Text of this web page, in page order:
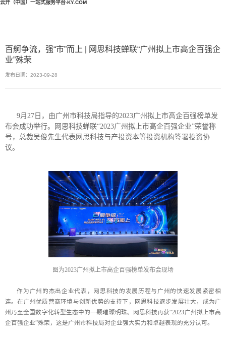
云开（中国）一站式服务平台-KY.COM
百舸争流，强“市”而上 | 网思科技蝉联“广州拟上市高企百强企
业”殊荣
发布日期：2023-09-28
9月27日，由广州市科技局指导的2023广州拟上市高企百强榜单发
布会成功举行。网思科技蝉联“2023广州拟上市高企百强企业”荣誉称
号，总裁吴俊先生代表网思科技与产投资本等投资机构签署投资协
议。
图为2023广州拟上市高企百强榜单发布会现场
作为广州的杰出企业代表，网思科技的发展历程与广州的快速发展紧密相
连。在广州优质营商环境与创新优势的支持下，网思科技逐步发展壮大，成为广
州乃至全国数字化转型生态中的一颗璀璨明珠。网思科技再获“2023广州拟上市高
企百强企业”殊荣，这是广州市科技局对企业强大实力和卓越表现的充分认可。